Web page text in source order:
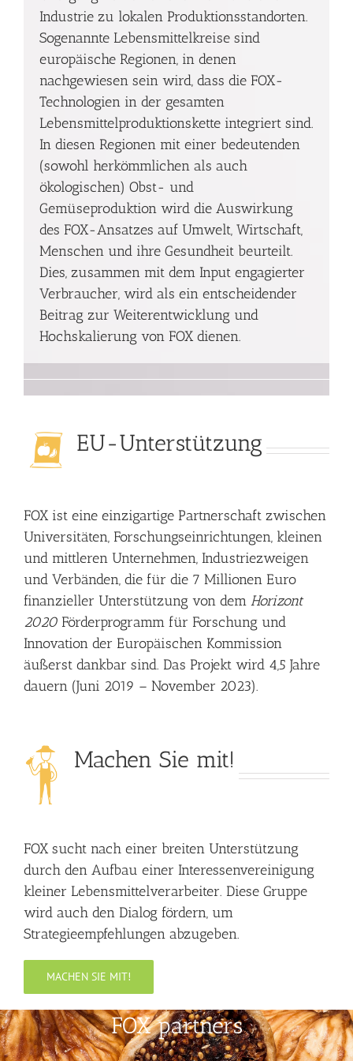
Industrie zu lokalen Produktionsstandorten.
Sogenannte Lebensmittelkreise sind
europäische Regionen, in denen
nachgewiesen sein wird, dass die FOX-
Technologien in der gesamten
Lebensmittelproduktionskette integriert sind.
In diesen Regionen mit einer bedeutenden
(sowohl herkömmlichen als auch
ökologischen) Obst- und
Gemüseproduktion wird die Auswirkung
des FOX-Ansatzes auf Umwelt, Wirtschaft,
Menschen und ihre Gesundheit beurteilt.
Dies, zusammen mit dem Input engagierter
Verbraucher, wird als ein entscheidender
Beitrag zur Weiterentwicklung und
Hochskalierung von FOX dienen.
EU-Unterstützung
FOX ist eine einzigartige Partnerschaft zwischen
Universitäten, Forschungseinrichtungen, kleinen
und mittleren Unternehmen, Industriezweigen
und Verbänden, die für die 7 Millionen Euro
finanzieller Unterstützung von dem Horizont
2020 Förderprogramm für Forschung und
Innovation der Europäischen Kommission
äußerst dankbar sind. Das Projekt wird 4,5 Jahre
dauern (Juni 2019 – November 2023).
Machen Sie mit!
FOX sucht nach einer breiten Unterstützung
durch den Aufbau einer Interessenvereinigung
kleiner Lebensmittelverarbeiter. Diese Gruppe
wird auch den Dialog fördern, um
Strategieempfehlungen abzugeben.
MACHEN SIE MIT!
FOX partners